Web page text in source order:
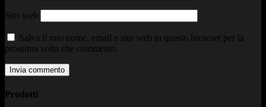
Sito web
Salva il mio nome, email e sito web in questo browser per la
prossima volta che commento.
Prodotti